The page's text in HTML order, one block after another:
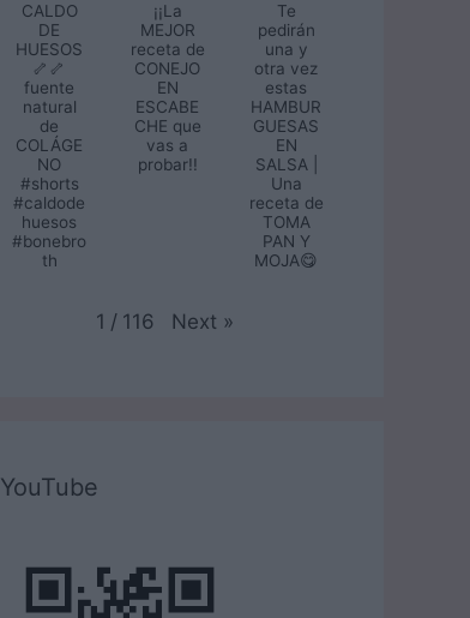
CALDO
DE
HUESOS
🦴🦴
fuente
natural
de
COLÁGE
NO
#shorts
#caldode
huesos
#bonebro
th
¡¡La
MEJOR
receta de
CONEJO
EN
ESCABE
CHE que
vas a
probar!!
Te
pedirán
una y
otra vez
estas
HAMBUR
GUESAS
EN
SALSA |
Una
receta de
TOMA
PAN Y
MOJA😋
1 / 116 Next »
YouTube